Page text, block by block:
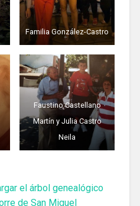
Familia González-Castro
Faustino Castellano
Martín y Julia Castro
Neila
el árbol genealógico
de San Miguel